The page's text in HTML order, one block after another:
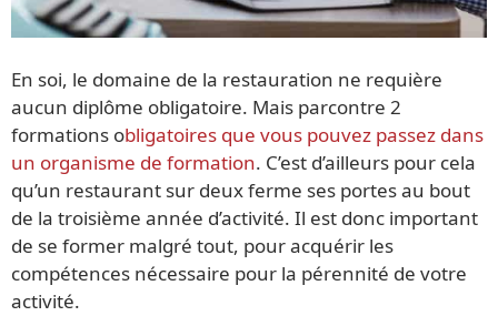
En soi, le domaine de la restauration ne requière
aucun diplôme obligatoire. Mais parcontre 2
formations obligatoires que vous pouvez passez dans
un organisme de formation. C’est d’ailleurs pour cela
qu’un restaurant sur deux ferme ses portes au bout
de la troisième année d’activité. Il est donc important
de se former malgré tout, pour acquérir les
compétences nécessaire pour la pérennité de votre
activité.